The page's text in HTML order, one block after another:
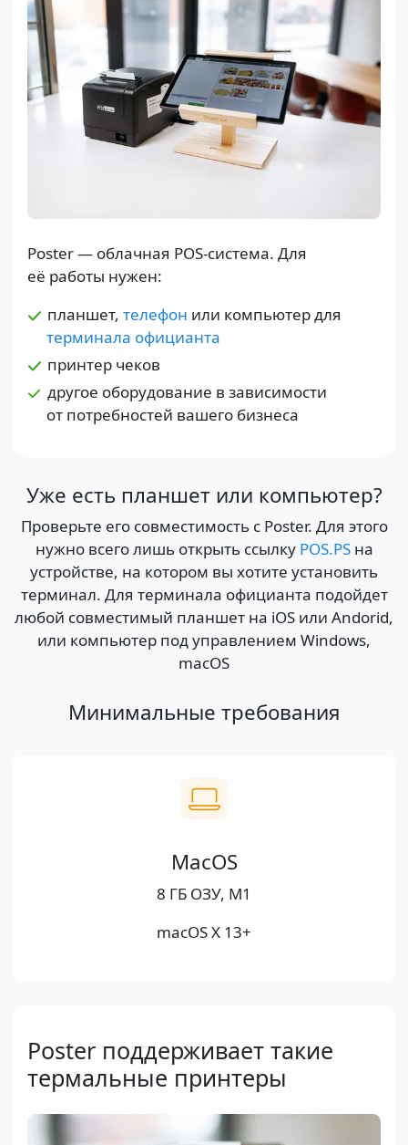
Poster — облачная POS-система. Для
её работы нужен:
планшет, телефон или компьютер для
терминала официанта
принтер чеков
другое оборудование в зависимости
от потребностей вашего бизнеса
Уже есть планшет или компьютер?
Проверьте его совместимость с Poster. Для этого
нужно всего лишь открыть ссылку POS.PSна
устройстве, на котором вы хотите установить
терминал. Для терминала официанта подойдет
любой совместимый планшет на iOS или Andorid,
или компьютер под управлением Windows,
macOS
Минимальные требования
MacOS
8 ГБ ОЗУ, M1
macOS X 13+
Poster поддерживает такие
термальные принтеры